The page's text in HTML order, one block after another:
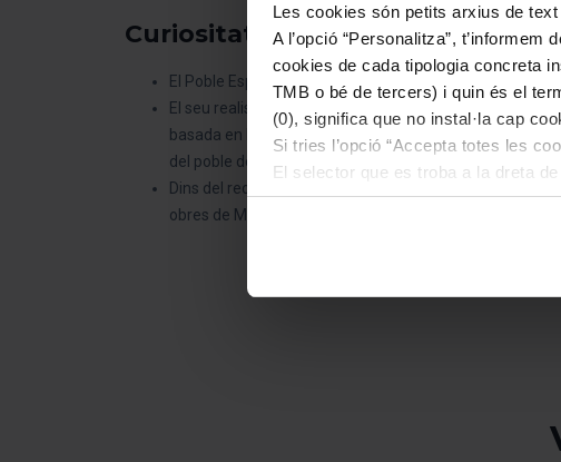
Les cookies són petits arxius de
A l’opció “Personalitza”,
cookies de cada tipologia concreta
TMB o bé de tercers) i quin és el
(0), significa que no instal·la cap
Si tries l’opció “Accepta totes les
El selector que es troba a la dreta
d’aquella classe.
cookies de la tipologia que hagis
Curiositats sobre el Poble
El Poble Espanyol ocupa 49.000 m² i conté 117 edificis a
El seu realisme arquitectònic l'ha convertit en escenari
basada en la novel·la de Patrick Süskind, es va rodar al
del poble de Grasse.
Dins del recinte hi trobareu també el Museu Fran
obres de Miró, Dalí i Picasso.